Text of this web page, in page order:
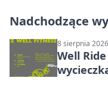
Nadchodzące
8 sierpnia
Well